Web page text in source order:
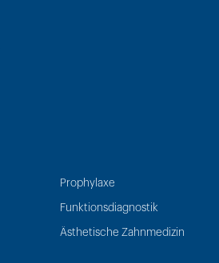
Prophylaxe
Funktionsdiagnostik
Ästhetische Zahnmedizin